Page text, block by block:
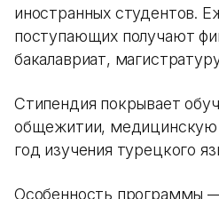
иностранных студентов.
поступающих получают
бакалавриат,
Стипендия покрывает
общежитии, медицинскую
год изучения турецкого
Особенность программы